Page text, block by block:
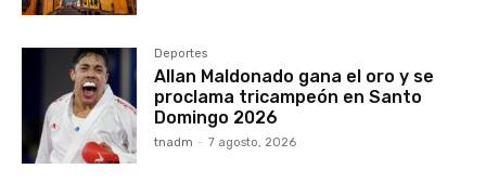
Deportes
Allan Maldonado gana el oro y se
proclama tricampeón en Santo
Domingo 2026
tnadm - 7 agosto, 2026